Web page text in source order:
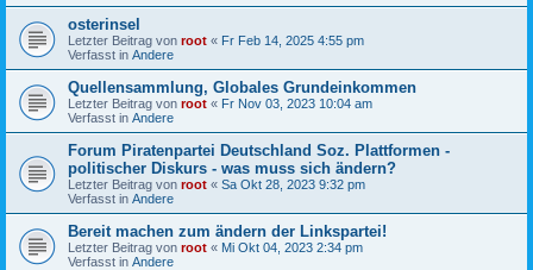
osterinsel
Letzter Beitrag von root « Fr Feb 14, 2025 4:55 pm
Verfasst in Andere
Quellensammlung, Globales Grundeinkommen
Letzter Beitrag von root « Fr Nov 03, 2023 10:04 am
Verfasst in Andere
Forum Piratenpartei Deutschland Soz. Plattformen -
politischer Diskurs - was muss sich ändern?
Letzter Beitrag von root « Sa Okt 28, 2023 9:32 pm
Verfasst in Andere
Bereit machen zum ändern der Linkspartei!
Letzter Beitrag von root « Mi Okt 04, 2023 2:34 pm
Verfasst in Andere